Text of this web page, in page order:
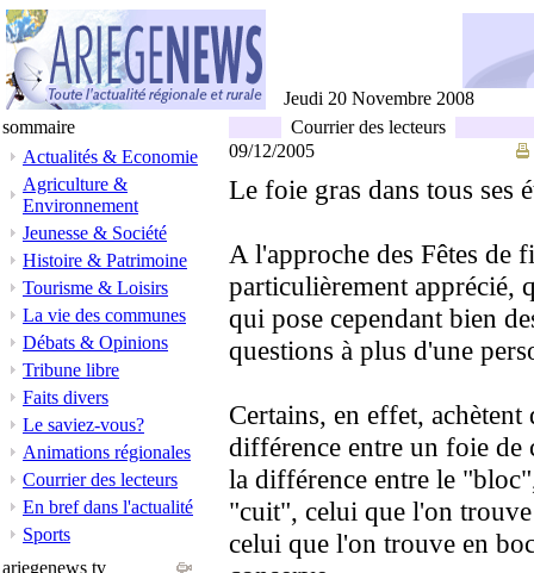
Jeudi 20 Novembre 2008
sommaire
Actualités & Economie
Agriculture &
Environnement
Jeunesse & Société
Histoire & Patrimoine
Tourisme & Loisirs
La vie des communes
Débats & Opinions
Tribune libre
Faits divers
Le saviez-vous?
Animations régionales
Courrier des lecteurs
En bref dans l'actualité
Sports
ariegenews tv
Courrier des lecteurs
09/12/2005
Le foie gras dans tous ses
A l'approche des Fêtes de
particulièrement apprécié,
qui pose cependant bien
questions à plus d'une
Certains, en effet, achètent
différence entre un foie de
la différence entre le
"cuit", celui que l'on
celui que l'on trouve en